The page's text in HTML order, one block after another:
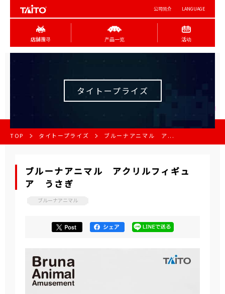
公司简介 LANGUAGE
店舖搜寻 产品一览 活动
タイトープライズ
TOP タイトープライズ ブルーナアニマル ア...
ブルーナアニマル アクリルフィギュ
ア うさぎ
ブルーナアニマル